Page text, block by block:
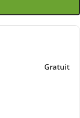
Gratuit